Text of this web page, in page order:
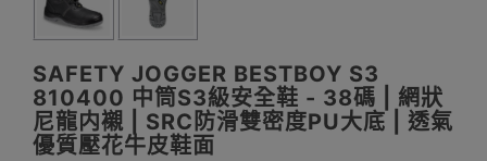
SAFETY JOGGER BESTBOY S3
810400 中筒S3級安全鞋 - 38碼 | 網狀
尼龍内襯 | SRC防滑雙密度PU大底 | 透氣
優質壓花牛皮鞋面